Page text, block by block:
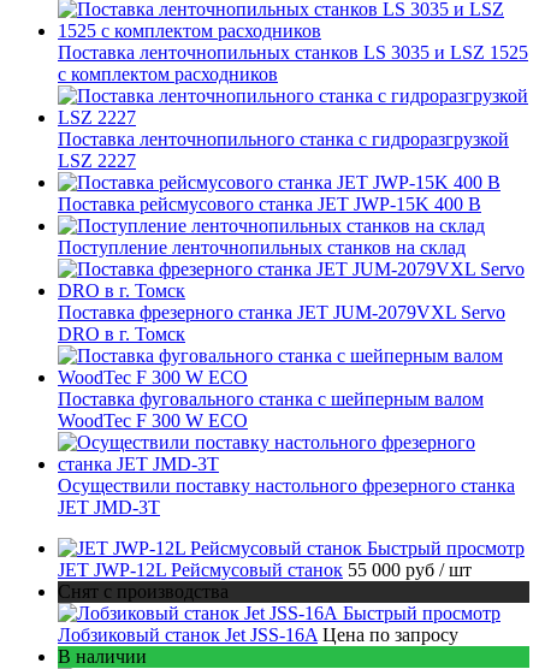
Поставка ленточнопильных станков LS 3035 и LSZ 1525
с комплектом расходников
Поставка ленточнопильного станка c гидроразгрузкой
LSZ 2227
Поставка рейсмусового станка JET JWP-15K 400 В
Поступление ленточнопильных станков на склад
Поставка фрезерного станка JET JUM-2079VXL Servo
DRO в г. Томск
Поставка фуговального станка с шейперным валом
WoodTec F 300 W ECO
Осуществили поставку настольного фрезерного станка
JET JMD-3T
Быстрый просмотр
JET JWP-12L Рейсмусовый станок 55 000 руб / шт
Снят с производства
Быстрый просмотр
Лобзиковый станок Jet JSS-16A Цена по запросу
В наличии